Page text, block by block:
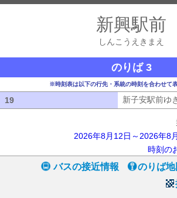
新興駅前
しんこうえきまえ
のりば 3
※時刻表は以下の行先・系統の時刻を合わせて
19 新子安駅前ゆ
2026年8月12日～2026年8
時刻の
バスの接近情報 のりば地